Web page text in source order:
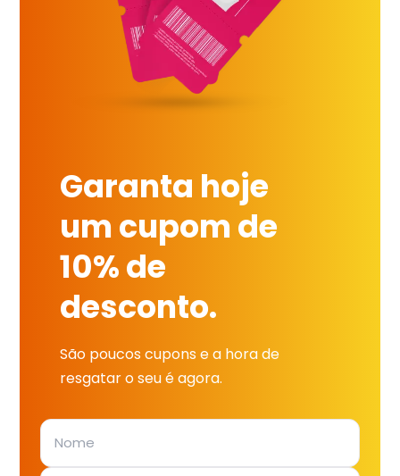
Garanta hoje
um cupom de
10% de
desconto.
São poucos cupons e a hora de
resgatar o seu é agora.